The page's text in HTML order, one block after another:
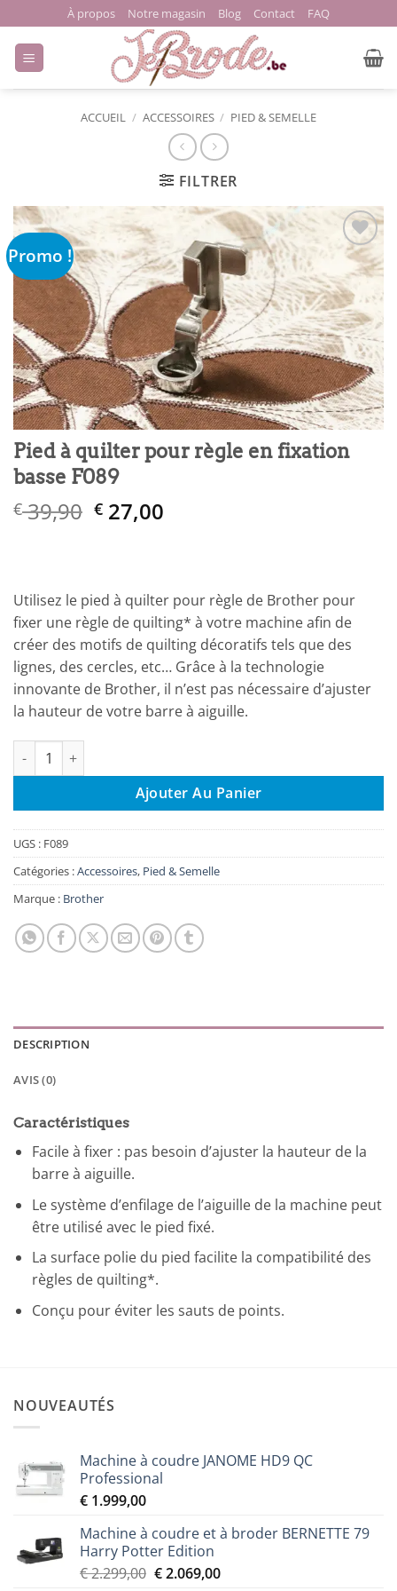
au
contenu
À propos Notre magasin Blog Contact FAQ
ACCUEIL / ACCESSOIRES / PIED & SEMELLE
FILTRER
Promo !
Ajouter
à la liste
de
souhaits
Pied à quilter pour règle en fixation
basse F089
€39,90 Le
€ 39,90.
€ 27,00
€ 27,00.
Utilisez le pied à quilter pour règle de Brother pour
fixer une règle de quilting* à votre machine afin de
créer des motifs de quilting décoratifs tels que des
lignes, des cercles, etc… Grâce à la technologie
innovante de Brother, il n’est pas nécessaire d’ajuster
la hauteur de votre barre à aiguille.
quantité de Pied à quilter pour règle en fixation basse F089
Ajouter Au Panier
UGS : F089
Catégories :Accessoires, Pied & Semelle
Marque : Brother
DESCRIPTION
AVIS (0)
Caractéristiques
Facile à fixer : pas besoin d’ajuster la hauteur de la
barre à aiguille.
Le système d’enfilage de l’aiguille de la machine peut
être utilisé avec le pied fixé.
La surface polie du pied facilite la compatibilité des
règles de quilting*.
Conçu pour éviter les sauts de points.
NOUVEAUTÉS
Machine à coudre JANOME HD9 QC
Professional
€ 1.999,00
Machine à coudre et à broder BERNETTE 79
Harry Potter Edition
€2.299,00 Le
€2.069,00Le